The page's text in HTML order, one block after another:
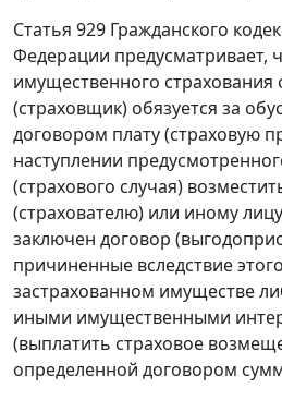
Статья 929 Гражданского
Федерации предусматривает,
имущественного страхования
(страховщик) обязуется за
договором плату (страховую
наступлении
(страхового случая)
(страхователю) или иному
заключен договор
причиненные вследствие
застрахованном имуществе
иными имущественными
(выплатить страховое
определенной договором